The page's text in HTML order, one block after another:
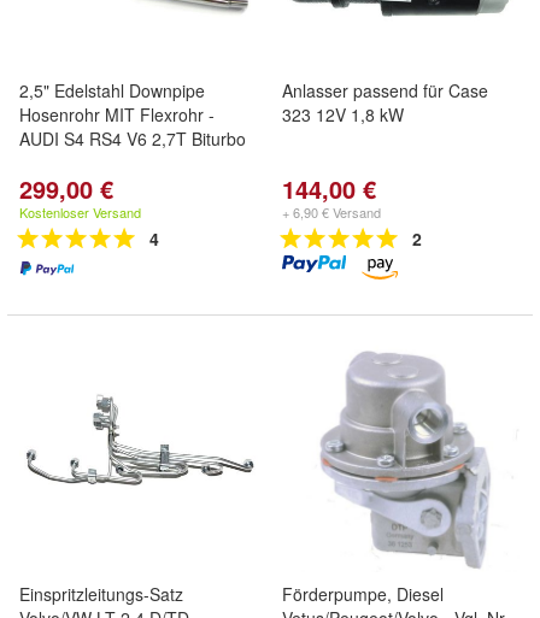
2,5" Edelstahl Downpipe
Hosenrohr MIT Flexrohr -
AUDI S4 RS4 V6 2,7T Biturbo
299,00 €
Kostenloser Versand
4
Anlasser passend für Case
323 12V 1,8 kW
144,00 €
+ 6,90 € Versand
2
Einspritzleitungs-Satz
Förderpumpe, Diesel